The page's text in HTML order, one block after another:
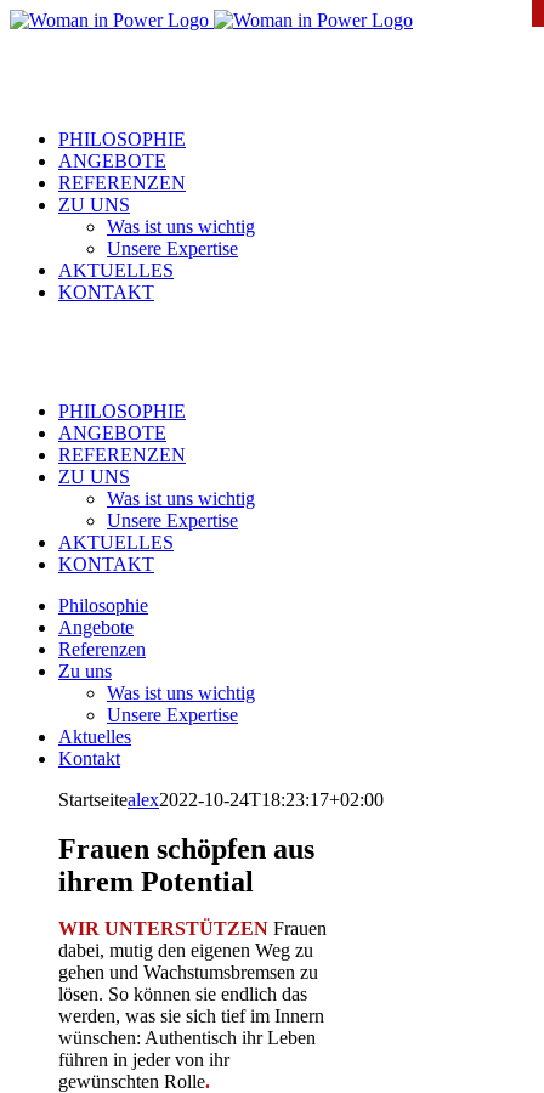
Zum
PHILOSOPHIE
ANGEBOTE
REFERENZEN
ZU UNS
Was ist uns wichtig
Unsere Expertise
AKTUELLES
KONTAKT
PHILOSOPHIE
ANGEBOTE
REFERENZEN
ZU UNS
Was ist uns wichtig
Unsere Expertise
AKTUELLES
KONTAKT
Philosophie
Angebote
Referenzen
Zu uns
Was ist uns wichtig
Unsere Expertise
Aktuelles
Kontakt
Startseitealex2022-10-24T18:23:17+02:00
Frauen schöpfen aus
ihrem Potential
WIR UNTERSTÜTZEN Frauen
dabei, mutig den eigenen Weg zu
gehen und Wachstumsbremsen zu
lösen. So können sie endlich das
werden, was sie sich tief im Innern
wünschen: Authentisch ihr Leben
führen in jeder von ihr
gewünschten Rolle.